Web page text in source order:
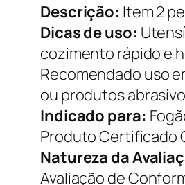
Descrição: Item 2
Dicas de uso:
cozimento rápido e
Recomendado uso
ou produtos
Indicado para:
Produto Certificado
Natureza da
Avaliação de